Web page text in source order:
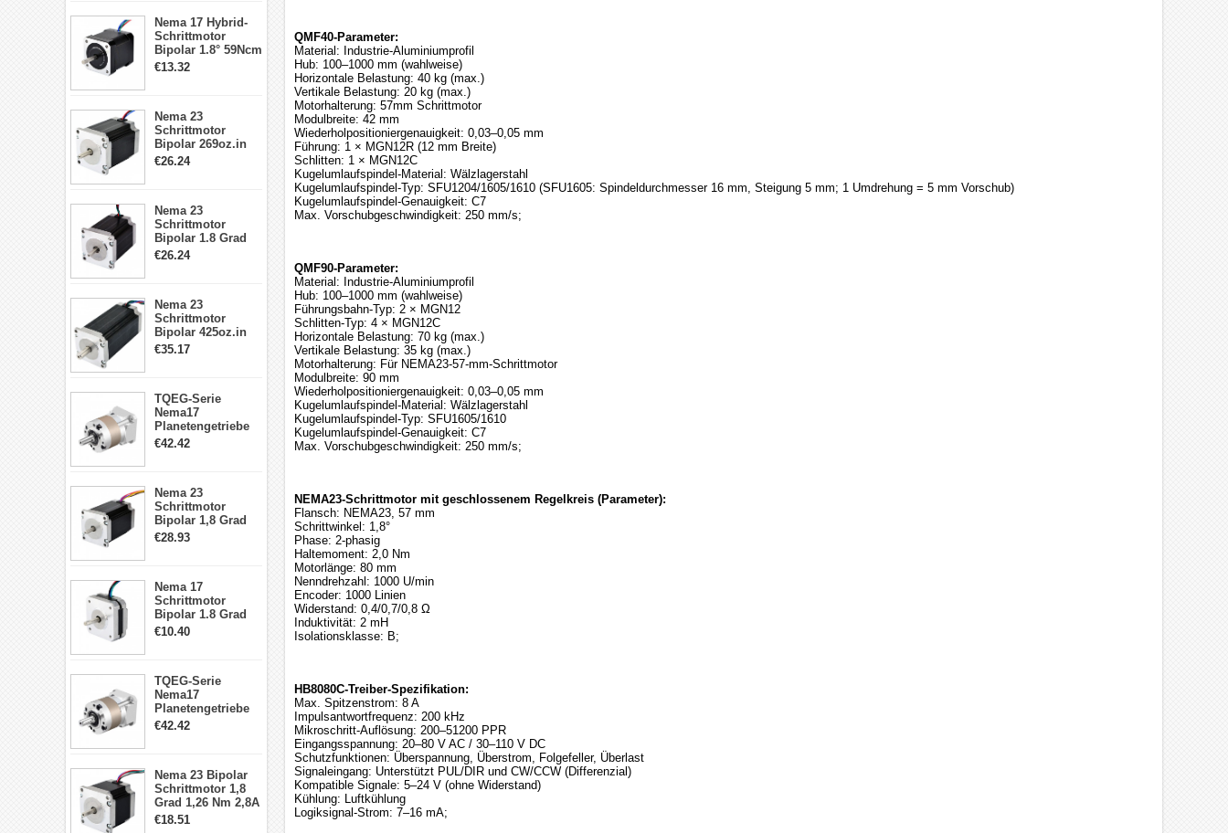
Schrittmotor
Nema 17 Hybrid-
Schrittmotor
Bipolar 1.8° 59Ncm
2A 4 Drähte mit 1m
€13.32
Nema 23
Schrittmotor
Bipolar 269oz.in
2,8A 57x57x76mm
€26.24
Nema 23
Schrittmotor
Bipolar 1.8 Grad
1.9Nm 3A 3.36V 4
€26.24
Nema 23
Schrittmotor
Bipolar 425oz.in
4.2A 57x57x114mm
€35.17
TQEG-Serie
Nema17
Planetengetriebe
5:1 Spiel 15Arc-
€42.42
Nema 23
Schrittmotor
Bipolar 1,8 Grad
2,83Nm 4 A 2,26V
€28.93
Nema 17
Schrittmotor
Bipolar 1.8 Grad
8.7Ncm 1A 3.5V 4
€10.40
TQEG-Serie
Nema17
Planetengetriebe
10:1 Spiel 15Arc-
€42.42
Nema 23 Bipolar
Schrittmotor 1,8
Grad 1,26 Nm 2,8A
2,5V 4 Drähte
€18.51
QMF40-Parameter:
Material: Industrie-Aluminiumprofil
Hub: 100–1000 mm (wahlweise)
Horizontale Belastung: 40 kg (max.)
Vertikale Belastung: 20 kg (max.)
Motorhalterung: 57mm Schrittmotor
Modulbreite: 42 mm
Wiederholpositioniergenauigkeit: 0,03–0,05 mm
Führung: 1 × MGN12R (12 mm Breite)
Schlitten: 1 × MGN12C
Kugelumlaufspindel-Material: Wälzlagerstahl
Kugelumlaufspindel-Typ: SFU1204/1605/1610 (SFU1605: Spindeldurchmesser 16 mm, Steigung 5 mm; 1 Umdrehung = 5 mm Vorschub)
Kugelumlaufspindel-Genauigkeit: C7
Max. Vorschubgeschwindigkeit: 250 mm/s;
QMF90-Parameter:
Material: Industrie-Aluminiumprofil
Hub: 100–1000 mm (wahlweise)
Führungsbahn-Typ: 2 × MGN12
Schlitten-Typ: 4 × MGN12C
Horizontale Belastung: 70 kg (max.)
Vertikale Belastung: 35 kg (max.)
Motorhalterung: Für NEMA23-57-mm-Schrittmotor
Modulbreite: 90 mm
Wiederholpositioniergenauigkeit: 0,03–0,05 mm
Kugelumlaufspindel-Material: Wälzlagerstahl
Kugelumlaufspindel-Typ: SFU1605/1610
Kugelumlaufspindel-Genauigkeit: C7
Max. Vorschubgeschwindigkeit: 250 mm/s;
NEMA23-Schrittmotor mit geschlossenem Regelkreis (Parameter):
Flansch: NEMA23, 57 mm
Schrittwinkel: 1,8°
Phase: 2-phasig
Haltemoment: 2,0 Nm
Motorlänge: 80 mm
Nenndrehzahl: 1000 U/min
Encoder: 1000 Linien
Widerstand: 0,4/0,7/0,8 Ω
Induktivität: 2 mH
Isolationsklasse: B;
HB8080C-Treiber-Spezifikation:
Max. Spitzenstrom: 8 A
Impulsantwortfrequenz: 200 kHz
Mikroschritt-Auflösung: 200–51200 PPR
Eingangsspannung: 20–80 V AC / 30–110 V DC
Schutzfunktionen: Überspannung, Überstrom, Folgefeller, Überlast
Signaleingang: Unterstützt PUL/DIR und CW/CCW (Differenzial)
Kompatible Signale: 5–24 V (ohne Widerstand)
Kühlung: Luftkühlung
Logiksignal-Strom: 7–16 mA;